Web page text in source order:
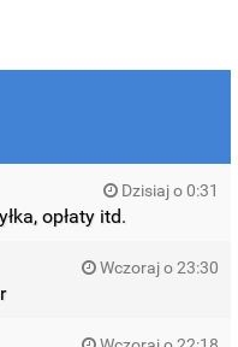
Dzisiaj o 0:31
opłaty itd.
Wczoraj o 23:30